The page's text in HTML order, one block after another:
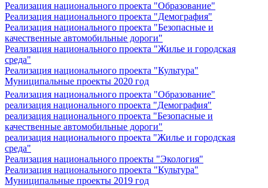
Реализация национального проекта "Образование"
Реализация национального проекта "Демография"
Реализация национального проекта "Безопасные и
качественные автомобильные дороги"
Реализация национального проекта "Жилье и городская
среда"
Реализация национального проекта "Культура"
Муниципальные проекты 2020 год
Реализация национального проекта "Образование"
реализация национального проекта "Демография"
реализация национального проекта "Безопасные и
качественные автомобильные дороги"
реализация национального проекта "Жилье и городская
среда"
Реализация национального проекты "Экология"
Реализация национального проекта "Культура"
Муниципальные проекты 2019 год